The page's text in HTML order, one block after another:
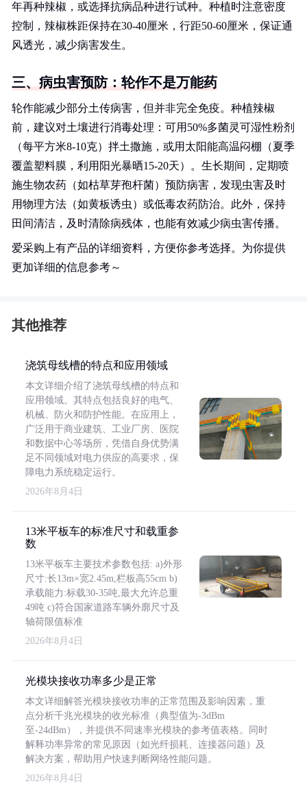
年再种辣椒，或选择抗病品种进行试种。种植时注意密度
控制，辣椒株距保持在30-40厘米，行距50-60厘米，保证通
风透光，减少病害发生。
三、病虫害预防：轮作不是万能药
轮作能减少部分土传病害，但并非完全免疫。种植辣椒
前，建议对土壤进行消毒处理：可用50%多菌灵可湿性粉剂
（每平方米8-10克）拌土撒施，或用太阳能高温闷棚（夏季
覆盖塑料膜，利用阳光暴晒15-20天）。生长期间，定期喷
施生物农药（如枯草芽孢杆菌）预防病害，发现虫害及时
用物理方法（如黄板诱虫）或低毒农药防治。此外，保持
田间清洁，及时清除病残体，也能有效减少病虫害传播。
爱采购上有产品的详细资料，方便你参考选择。为你提供
更加详细的信息参考～
其他推荐
浇筑母线槽的特点和应用领域
本文详细介绍了浇筑母线槽的特点和
应用领域。其特点包括良好的电气、
机械、防火和防护性能。在应用上，
广泛用于商业建筑、工业厂房、医院
和数据中心等场所，凭借自身优势满
足不同领域对电力供应的高要求，保
障电力系统稳定运行。
2026年8月4日
13米平板车的标准尺寸和载重参
数
13米平板车主要技术参数包括: a)外形
尺寸:长13m×宽2.45m,栏板高55cm b)
承载能力:标载30-35吨,最大允许总重
49吨 c)符合国家道路车辆外廓尺寸及
轴荷限值标准
2026年8月4日
光模块接收功率多少是正常
本文详细解答光模块接收功率的正常范围及影响因素，重
点分析千兆光模块的收光标准（典型值为-3dBm
至-24dBm），并提供不同速率光模块的参考值表格。同时
解释功率异常的常见原因（如光纤损耗、连接器问题）及
解决方案，帮助用户快速判断网络性能问题。
2026年8月4日